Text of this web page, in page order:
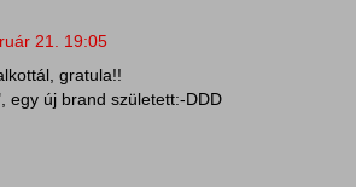
21. 19:05
gratula!!
egy új brand született:-DDD